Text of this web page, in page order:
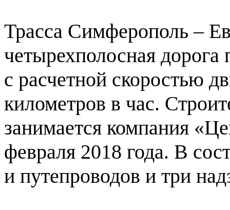
Трасса Симферополь –
четырехполосная дорога
с расчетной скоростью
километров в час.
занимается компания
февраля 2018 года. В
и путепроводов и три